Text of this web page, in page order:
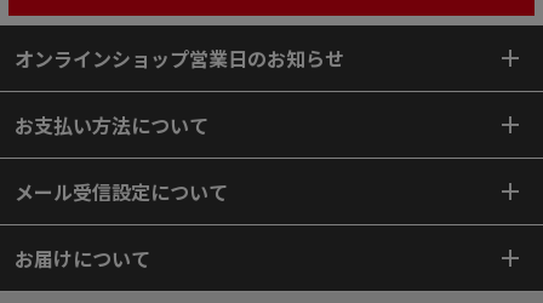
オンラインショップ営業日のお知らせ
お支払い方法について
メール受信設定について
お届けについて